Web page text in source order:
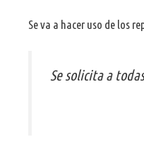
Se va a hacer uso de los
Se solicita a